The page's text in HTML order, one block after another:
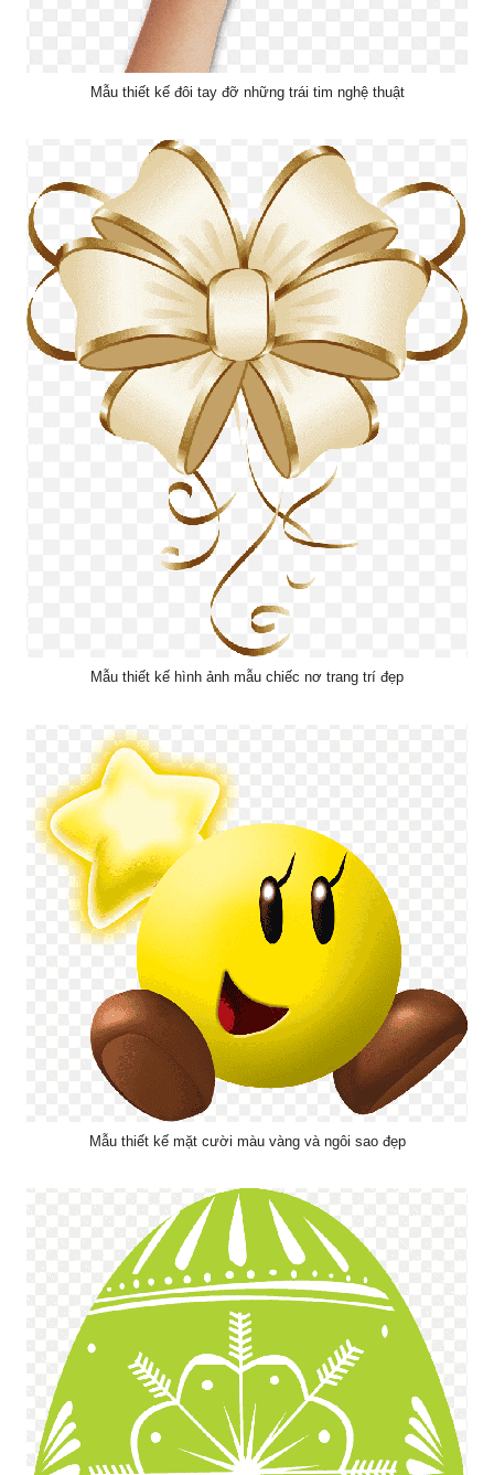
Mẫu thiết kế đôi tay đỡ những trái tim nghệ thuật
Mẫu thiết kế hình ảnh mẫu chiếc nơ trang trí đẹp
Mẫu thiết kế mặt cười màu vàng và ngôi sao đẹp